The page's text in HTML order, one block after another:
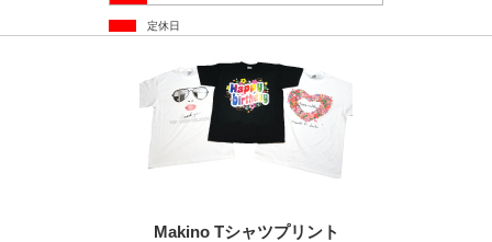
定休日
Makino Tシャツプリント